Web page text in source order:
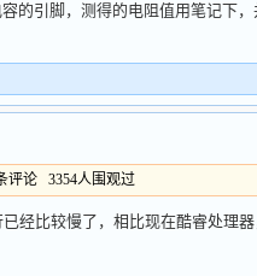
的引脚，测得的电阻值用笔记下
评论 3354人围观过
经比较慢了，相比现在酷睿处理